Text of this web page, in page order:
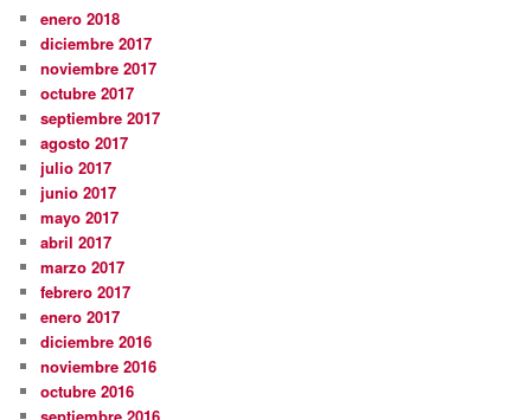
enero 2018
diciembre 2017
noviembre 2017
octubre 2017
septiembre 2017
agosto 2017
julio 2017
junio 2017
mayo 2017
abril 2017
marzo 2017
febrero 2017
enero 2017
diciembre 2016
noviembre 2016
octubre 2016